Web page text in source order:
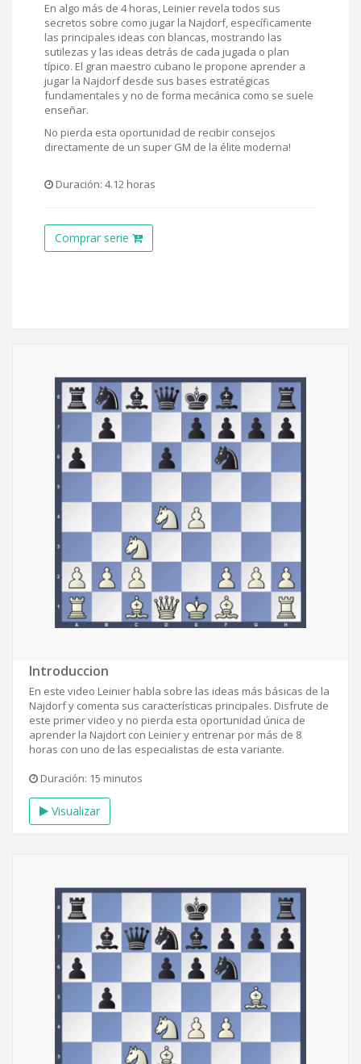
En algo más de 4 horas, Leinier revela todos sus
secretos sobre como jugar la Najdorf, específicamente
las principales ideas con blancas, mostrando las
sutilezas y las ideas detrás de cada jugada o plan
típico. El gran maestro cubano le propone aprender a
jugar la Najdorf desde sus bases estratégicas
fundamentales y no de forma mecánica como se suele
enseñar.
No pierda esta oportunidad de recibir consejos
directamente de un super GM de la élite moderna!
Duración: 4.12 horas
Comprar serie
Introduccion
En este video Leinier habla sobre las ideas más básicas de la
Najdorf y comenta sus características principales. Disfrute de
este primer video y no pierda esta oportunidad única de
aprender la Najdort con Leinier y entrenar por más de 8
horas con uno de las especialistas de esta variante.
Duración: 15 minutos
Visualizar